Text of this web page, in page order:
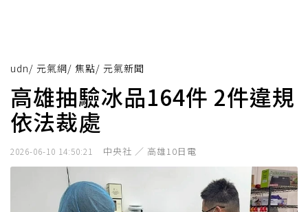
udn/ 元氣網/ 焦點/ 元氣新聞
高雄抽驗冰品164件 2件違規
依法裁處
2026-06-10 14:50:21 中央社 ／ 高雄10日電